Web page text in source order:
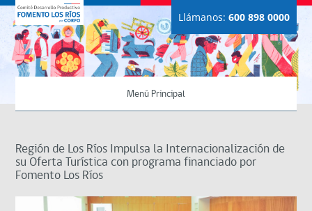
Llámanos: 600 898 0000
Menú Principal
Región de Los Ríos Impulsa la Internacionalización de
su Oferta Turística con programa financiado por
Fomento Los Ríos